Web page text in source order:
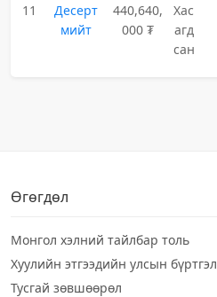
11
Десерт
мийт
440,640,
000 ₮
Хас
агд
сан
Өгөгдөл
Монгол хэлний тайлбар толь
Хуулийн этгээдийн улсын бүртгэл
Тусгай зөвшөөрөл